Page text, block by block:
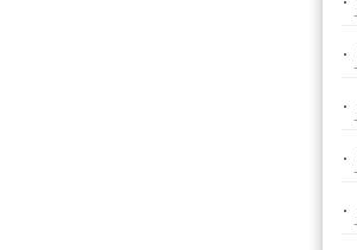
·
·
·
·